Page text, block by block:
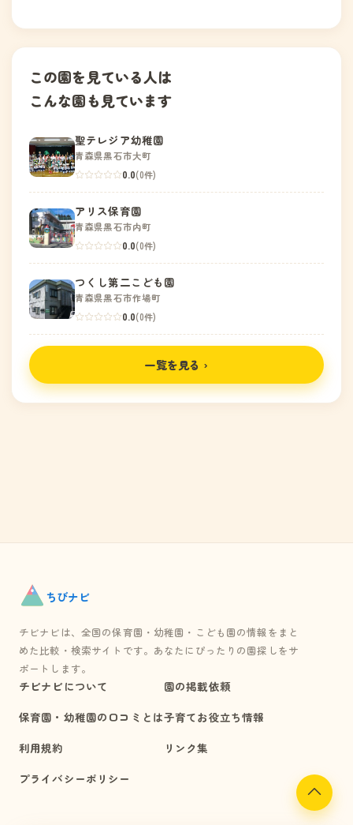
この園を見ている人は
こんな園も見ています
聖テレジア幼稚園
青森県黒石市大町
0.0(0件)
アリス保育園
青森県黒石市内町
0.0(0件)
つくし第二こども園
青森県黒石市作場町
0.0(0件)
一覧を見る ›
ちびナビ
チビナビは、全国の保育園・幼稚園・こども園の情報をまと
めた比較・検索サイトです。あなたにぴったりの園探しをサ
ポートします。
チビナビについて
保育園・幼稚園の口コミとは
利用規約
プライバシーポリシー
園の掲載依頼
子育てお役立ち情報
リンク集